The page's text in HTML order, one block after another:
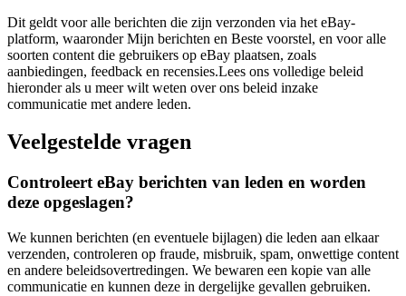
Dit geldt voor alle berichten die zijn verzonden via het eBay-
platform, waaronder Mijn berichten en Beste voorstel, en voor alle
soorten content die gebruikers op eBay plaatsen, zoals
aanbiedingen, feedback en recensies.Lees ons volledige beleid
hieronder als u meer wilt weten over ons beleid inzake
communicatie met andere leden.
Veelgestelde vragen
Controleert eBay berichten van leden en worden
deze opgeslagen?
We kunnen berichten (en eventuele bijlagen) die leden aan elkaar
verzenden, controleren op fraude, misbruik, spam, onwettige content
en andere beleidsovertredingen. We bewaren een kopie van alle
communicatie en kunnen deze in dergelijke gevallen gebruiken.